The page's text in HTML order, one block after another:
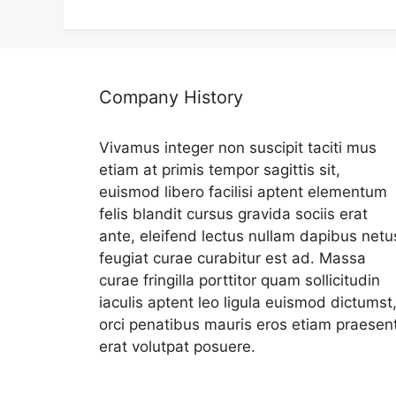
Company History
Vivamus integer non suscipit taciti mus
etiam at primis tempor sagittis sit,
euismod libero facilisi aptent elementum
felis blandit cursus gravida sociis erat
ante, eleifend lectus nullam dapibus
feugiat curae curabitur est ad. Massa
curae fringilla porttitor quam sollicitudin
iaculis aptent leo ligula euismod dictumst,
orci penatibus mauris eros etiam
erat volutpat posuere.